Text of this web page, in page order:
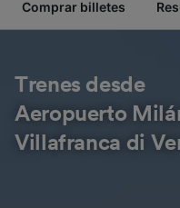
Comprar billetes
Trenes desde
Aeropuerto
Villafranca di